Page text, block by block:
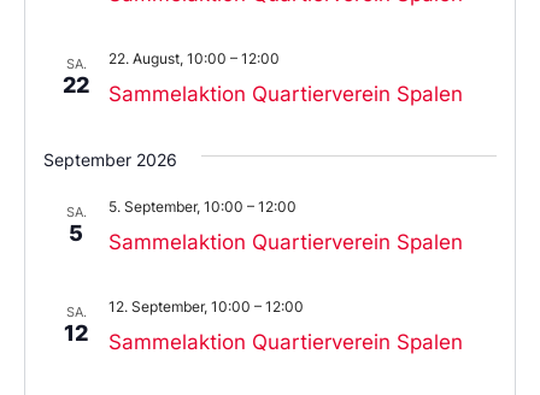
SA.
22 Sammelaktion Quartierverein Spalen
22. August, 10:00 – 12:00
September 2026
SA.
5 Sammelaktion Quartierverein Spalen
5. September, 10:00 – 12:00
SA.
12 Sammelaktion Quartierverein Spalen
12. September, 10:00 – 12:00